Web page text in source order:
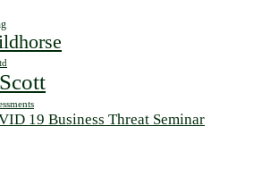
19 Business Threat Seminar